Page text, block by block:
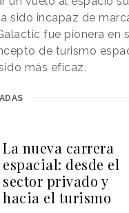
sido incapaz de
fue pionera en
de turismo
más eficaz.
La nueva carrera
espacial: desde el
sector privado y
hacia el turismo